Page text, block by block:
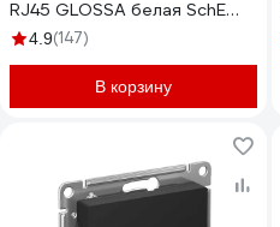
RJ45 GLOSSA белая SchE
GSL000181K
4.9(147)
В корзину